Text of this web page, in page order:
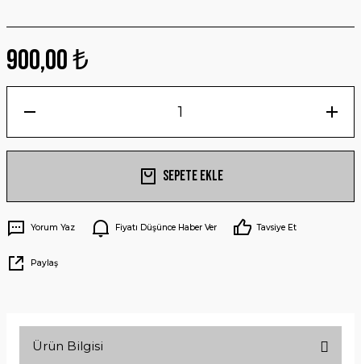
900,00 ₺
Sepete Ekle
Yorum Yaz Fiyatı Düşünce Haber Ver Tavsiye Et
Paylaş
Ürün Bilgisi